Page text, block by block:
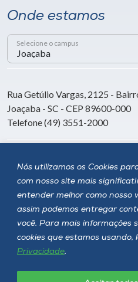
Nós utilizamos os Cookies
com nosso site mais
entender melhor como nosso
assim podemos entregar
você. Para mais informações
cookies que estamos usando,
Privacidade.
Onde estamos
Selecione o campus
Rua Getúlio Vargas, 2125 -
Joaçaba - SC - CEP 89600-000
Telefone (49) 3551-2000
Siga a Unoesc